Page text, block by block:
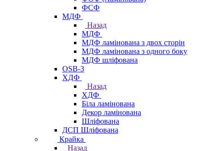
ФСФ
МДФ
Назад
МДФ
МДФ ламінована з двох сторін
МДФ ламінована з одного боку
МДФ шліфована
OSB-3
ХДФ
Назад
ХДФ
Біла ламінована
Декор ламінована
Шліфована
ДСП Шліфована
Крайка
Назад